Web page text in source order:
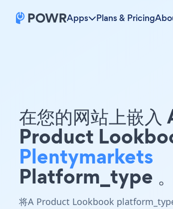
Apps Plans & Pricing
在您的网站上嵌入
Product
Plentymarkets
Platform_type 。
将A Product Lookbook